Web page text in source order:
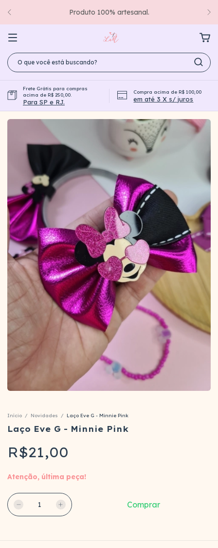
Produto 100% artesanal.
Frete Grátis para compras
acima de R$ 250,00.
Para SP e RJ.
Compra acima de R$ 100,00
em até 3 X s/ juros
Início / Novidades / Laço Eve G - Minnie Pink
Laço Eve G - Minnie Pink
R$21,00
Atenção, última peça!